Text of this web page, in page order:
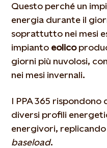
Questo perché un
energia durante il
soprattutto nei mesi
impianto eolico
giorni più nuvolosi,
nei mesi invernali.
I PPA 365 rispondono
diversi profili
energivori, replicando
baseload.